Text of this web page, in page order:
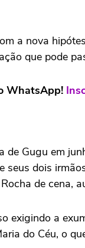
a nova
que pode
WhatsApp!
de Gugu em
dois
de
exigindo a
do Céu, o